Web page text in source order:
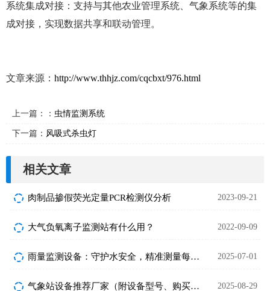
系统集成对接：支持与其他农业管理系统、气象系统等的集
成对接，实现数据共享和联动管理。
文章来源： http://www.thhjz.com/cqcbxt/976.html
上一篇：： 虫情监测系统
下一篇： 风吸式杀虫灯
相关文章
肉制品掺假荧光定量PCR检测仪分析 2023-09-21
大气负氧离子监测站有什么用？ 2022-09-09
雨量监测设备：守护水安全，精准测量每一滴雨 2025-07-01
气象站设备推荐厂家（附设备型号、购买建议） 2025-08-29